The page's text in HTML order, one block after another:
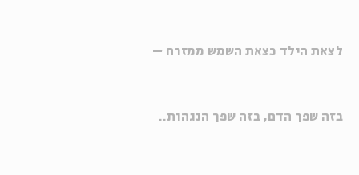
לצאת הילד כצאת השמש ממזרח –
בזה שפך הדם, בזה שפך הנגהות..